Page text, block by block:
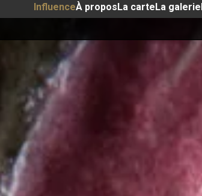
InfluenceÀ propos La carte La galerie